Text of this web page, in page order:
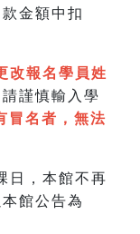
金額中扣
改報名學員姓
請謹慎輸入學
冒名者，無法
日，本館不再
館公告為